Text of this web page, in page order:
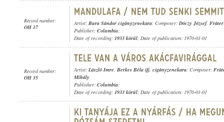
Record number:
OH 17
Artist: Bura Sándor cigányzenekara; Composer:Dóczy József,
Publisher: Columbia;
Date of recording: 1933 körül; Date of publication: 1970-01-01
Record number:
OH 35
Artist: László Imre, Berkes Béla ifj. cigányzenekara; Composer:
Mihály
Publisher: Columbia;
Date of recording: 1933 körül; Date of publication: 1970-01-01